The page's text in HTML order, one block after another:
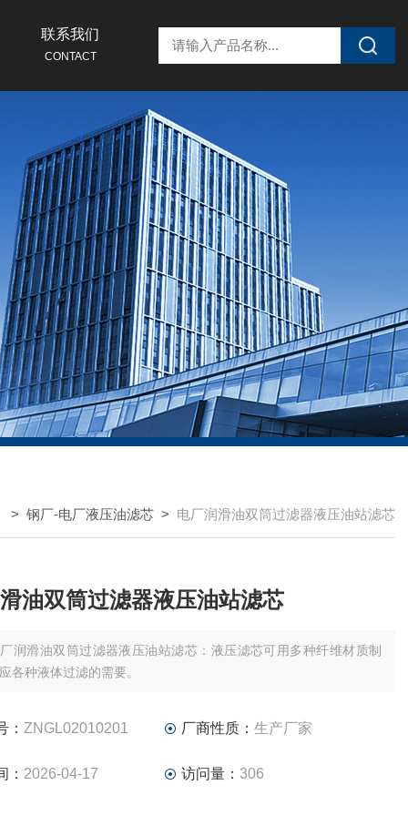
联系我们
CONTACT
> 钢厂-电厂液压油滤芯 > 电厂润滑油双筒过滤器液压油站滤芯
油双筒过滤器液压油站滤芯
润滑油双筒过滤器液压油站滤芯：液压滤芯可用多种纤维材质制
各种液体过滤的需要。
： ZNGL02010201 厂商性质： 生产厂家
： 2026-04-17 访问量： 306